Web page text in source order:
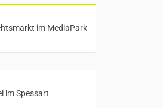
im MediaPark
im Spessart